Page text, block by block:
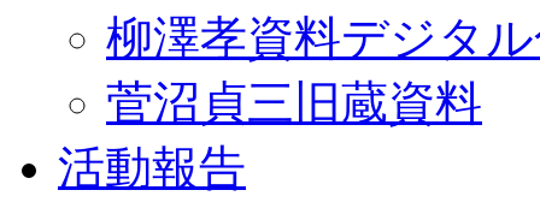
柳澤孝資料デジタ
菅沼貞三旧蔵資料
活動報告